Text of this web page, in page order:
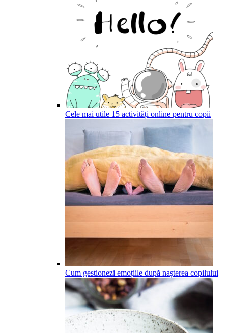
Cele mai utile 15 activități online pentru copii
Cum gestionezi emoțiile după nașterea copilului